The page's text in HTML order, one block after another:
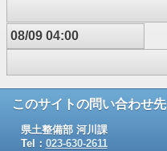
08/09 04:00
このサイトの問い合わせ先
県土整備部 河川課
Tel： 023-630-2611